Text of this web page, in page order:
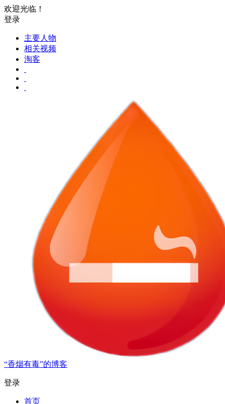
欢迎光临！
登录
主要人物
相关视频
淘客
“香烟有毒”的博客
登录
首页